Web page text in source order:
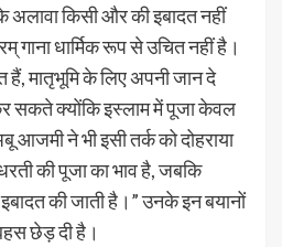
किसी और की इबादत नहीं
गाना धार्मिक रूप से उचित नहीं है।
हैं, मातृभूमि के लिए अपनी जान दे
सकते क्योंकि इस्लाम में पूजा केवल
आजमी ने भी इसी तर्क को दोहराया
की पूजा का भाव है, जबकि
की जाती है।” उनके इन बयानों
छेड़ दी है।